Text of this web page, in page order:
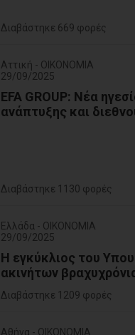
Διαβάστηκε 669 φορές
Αττική - ΟΙΚΟΝΟΜΙΑ
29/09/2025
EFA GROUP: Nέα
ανάπτυξης και
Διαβάστηκε 1130 φορές
Ελλάδα - ΟΙΚΟΝΟΜΙΑ
29/09/2025
Η εγκύκλιος του
ακινήτων
Διαβάστηκε 1209 φορές
Αθήνα - ΟΙΚΟΝΟΜΙΑ